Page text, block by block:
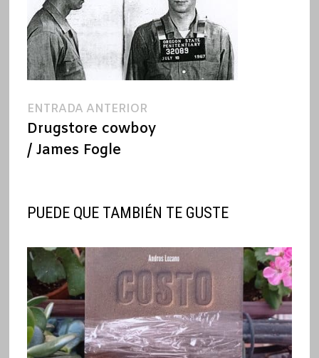
Navegación
de
entradas
ENTRADA ANTERIOREntrada
anterior:
Drugstore cowboy
/ James Fogle
PUEDE QUE TAMBIÉN TE GUSTE